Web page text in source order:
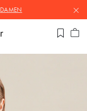
DAMEN